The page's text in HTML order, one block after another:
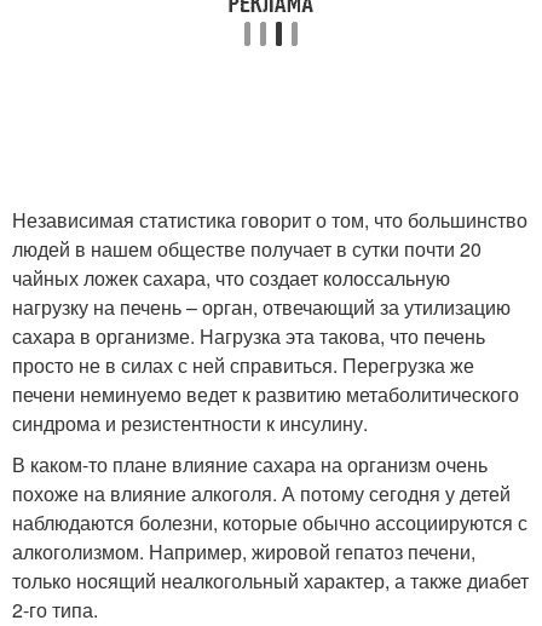
Независимая статистика говорит о том, что большинство
людей в нашем обществе получает в сутки почти 20
чайных ложек сахара, что создает колоссальную
нагрузку на печень – орган, отвечающий за утилизацию
сахара в организме. Нагрузка эта такова, что печень
просто не в силах с ней справиться. Перегрузка же
печени неминуемо ведет к развитию метаболитического
синдрома и резистентности к инсулину.
В каком-то плане влияние сахара на организм очень
похоже на влияние алкоголя. А потому сегодня у детей
наблюдаются болезни, которые обычно ассоциируются с
алкоголизмом. Например, жировой гепатоз печени,
только носящий неалкогольный характер, а также диабет
2-го типа.